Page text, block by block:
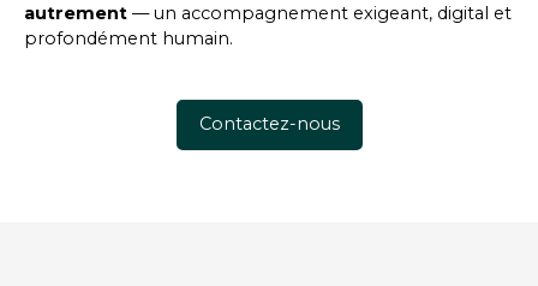
autrement — un accompagnement exigeant, digital et
profondément humain.
Contactez-nous